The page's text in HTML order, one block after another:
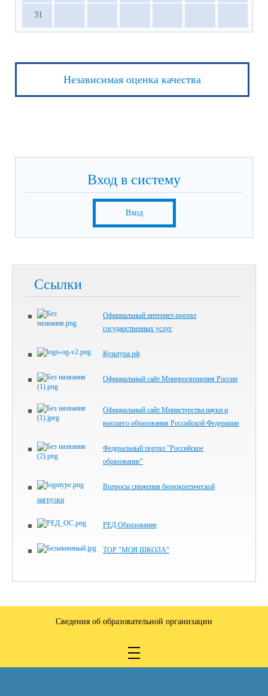
31
Независимая оценка качества
Вход в систему
Вход
Ссылки
Официальный интернет-портал
государственных услуг
Культура.рф
Официальный сайт Минпросвещения России
Официальный сайт Министерства науки и
высшего образования Российской Федерации
Федеральный портал "Российское
образование"
Вопросы снижения бюрократической
нагрузки
РЕД Образование
ТОР "МОЯ ШКОЛА"
Сведения об образовательной организации